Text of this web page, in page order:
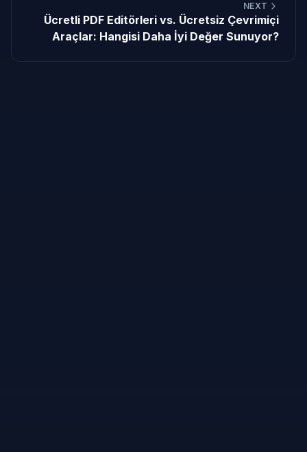
NEXT
Ücretli PDF Editörleri vs. Ücretsiz Çevrimiçi
Araçlar: Hangisi Daha İyi Değer Sunuyor?